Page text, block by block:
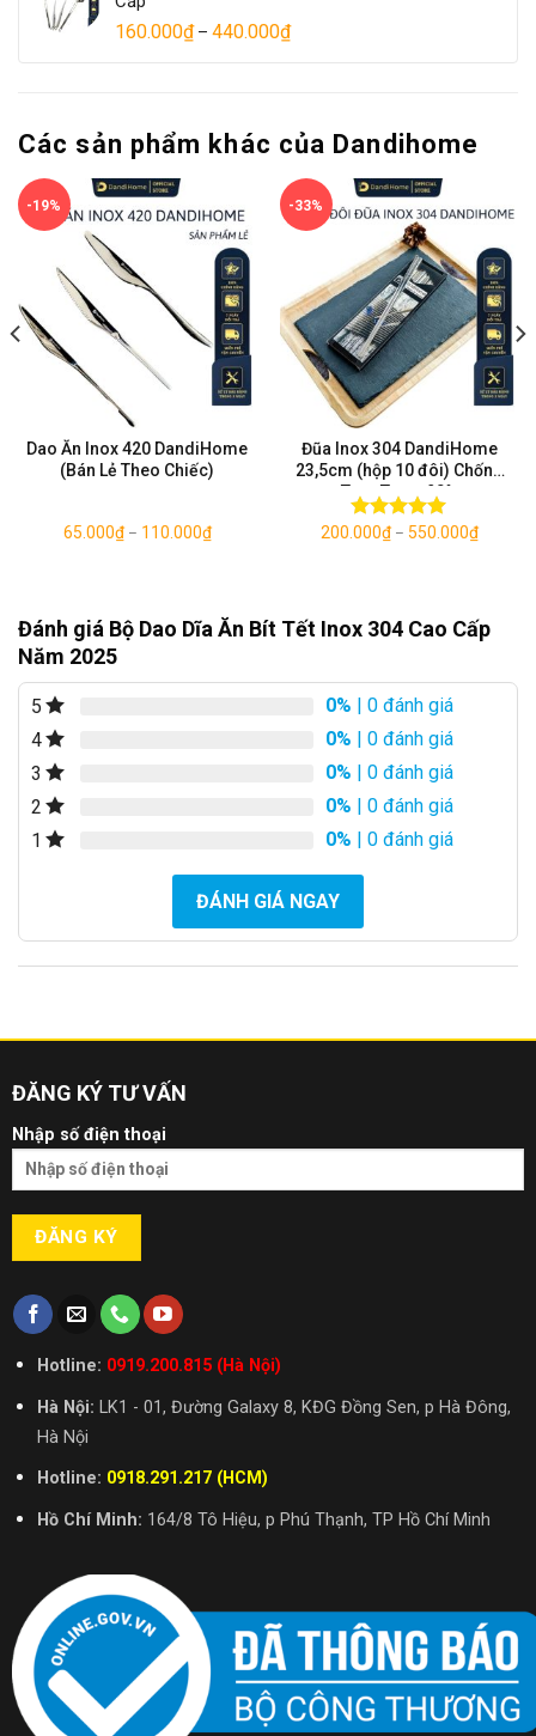
160.000₫– 440.000₫
Các sản phẩm khác của Dandihome
-19%
Dao Ăn Inox 420 DandiHome
(Bán Lẻ Theo Chiếc)
65.000₫– 110.000₫
-33%
Đũa Inox 304 DandiHome
23,5cm (hộp 10 đôi) Chống
Trơn Trượt 90%
Được xếp
200.000₫– 550.000₫
Đánh giá Bộ Dao Dĩa Ăn Bít Tết Inox 304 Cao Cấp
Năm 2025
5 0% | 0 đánh giá
4
0% | 0 đánh giá
3
0% | 0 đánh giá
2
0% | 0 đánh giá
1
0% | 0 đánh giá
ĐÁNH GIÁ NGAY
ĐĂNG KÝ TƯ VẤN
Nhập số điện thoại
Hotline: 0919.200.815 (Hà Nội)
Hà Nội: LK1 - 01, Đường Galaxy 8, KĐG Đồng Sen, p Hà Đông,
Hà Nội
Hotline: 0918.291.217 (HCM)
Hồ Chí Minh: 164/8 Tô Hiệu, p Phú Thạnh, TP Hồ Chí Minh